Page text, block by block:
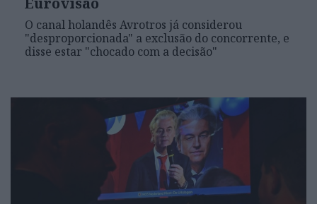
O canal holandês Avrotros já considerou
"desproporcionada" a exclusão do concorrente, e
disse estar "chocado com a decisão"